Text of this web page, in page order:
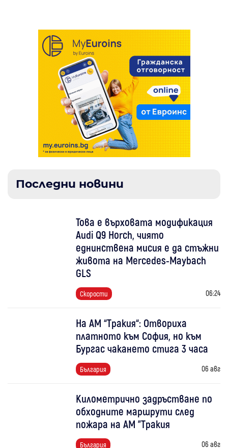
Последни новини
Това е върховата модификация
Audi Q9 Horch, чиято
еднинствена мисия е да стъжни
живота на Mercedes-Maybach
GLS
Скорости 06:24
На АМ “Тракия“: Отвориха
платното към София, но към
Бургас чакането стига 3 часа
България 06 авг
Километрично задръстване по
обходните маршрути след
пожара на АМ "Тракия
България 06 авг